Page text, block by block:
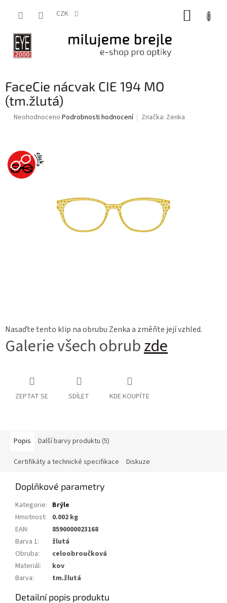
CZK
FaceCie nácvak CIE 194 MO
(tm.žlutá)
Průměrné
0,0
z
5
Neohodnoceno Podrobnosti hodnocení Značka: Zenka
Nasaďte tento klip na obrubu Zenka a změňte její vzhled.
Galerie všech obrubzde
ZEPTAT SE SDÍLET KDE KOUPÍTE
Popis Další barvy produktu (5)
Certifikáty a technické specifikace Diskuze
Doplňkové parametry
Kategorie: Brýle
Hmotnost:
0.002 kg
EAN:
8590000023168
Barva 1:
žlutá
Obruba:
celoobroučková
Materiál:
kov
Barva: tm.žlutá
Detailní popis produktu